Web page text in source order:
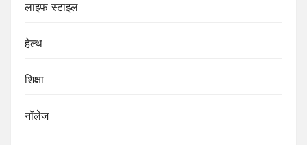
लाइफ स्टाइल
हेल्थ
शिक्षा
नॉलेज